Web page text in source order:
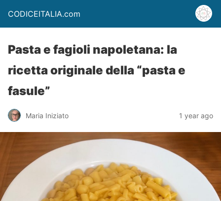
CODICEITALIA.com
Pasta e fagioli napoletana: la
ricetta originale della “pasta e
fasule”
Maria Iniziato 1 year ago